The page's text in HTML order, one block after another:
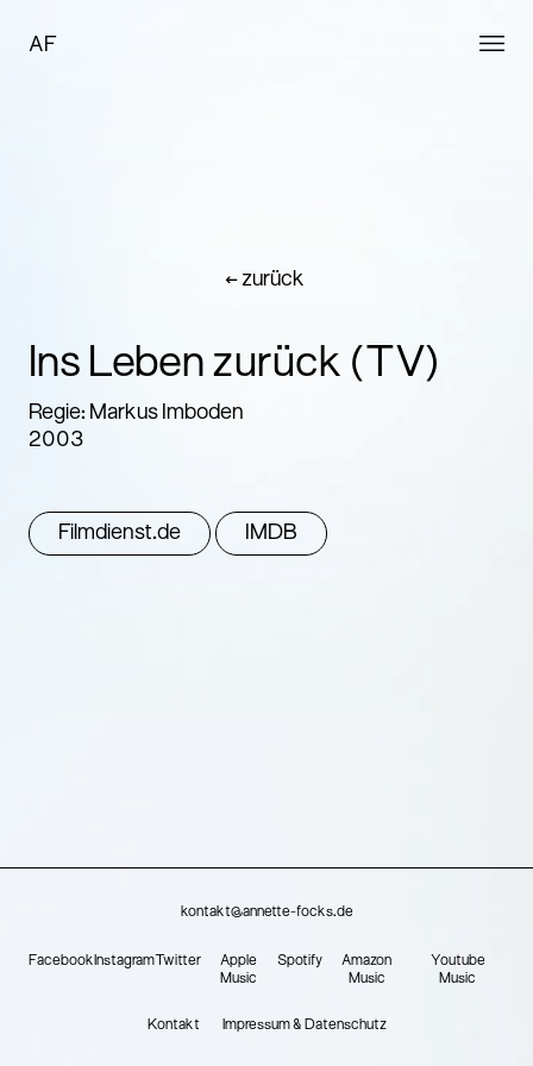
AF
← zurück
Ins Leben zurück (TV)
Regie: Markus Imboden
2003
Filmdienst.de IMDB
Facebook Instagram Twitter
Apple
Music
Spotify
Amazon
Music
Youtube
Music
kontakt@annette-focks.de
Kontakt Impressum & Datenschutz